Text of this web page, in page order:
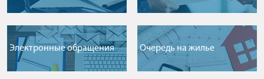
Электронные обращения Очередь на жилье